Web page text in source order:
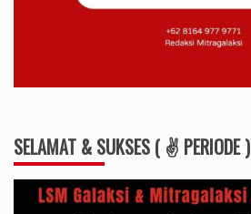
SELAMAT & SUKSES ( ✌ PERIODE )